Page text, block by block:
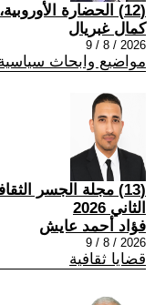
(12) الحضارة الأوروبية، مسيحية أم لامسيحية الهوية
كمال غبريال
2026 / 8 / 9
مواضيع وابحاث
(13) مجلة الجسر
الثاني 2026
فؤاد أحمد عايش
2026 / 8 / 9
قضايا ثقافية